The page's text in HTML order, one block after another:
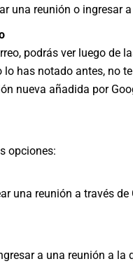
una reunión o ingresar
podrás ver luego de
has notado antes, no te
nueva añadida por
opciones:
una reunión a través de
a una reunión a la